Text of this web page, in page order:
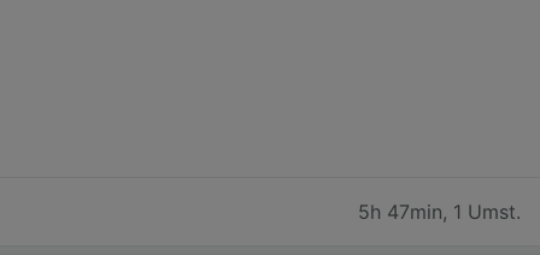
5h 47min, 1 Umst.